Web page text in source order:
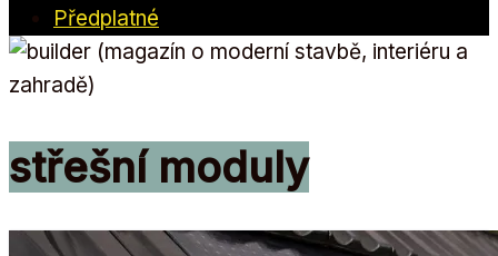
Předplatné
střešní moduly